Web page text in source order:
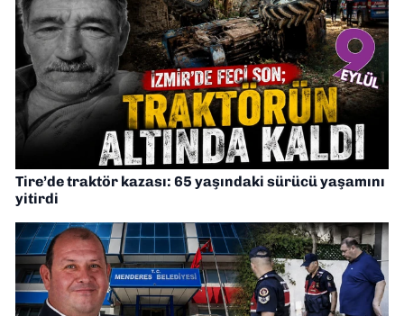
Tire’de traktör kazası: 65 yaşındaki sürücü yaşamını
yitirdi